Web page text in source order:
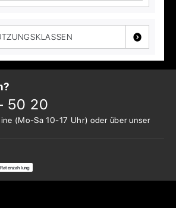
50 20
(Mo-Sa 10-17 Uhr) oder überunser
Ratenzahlung